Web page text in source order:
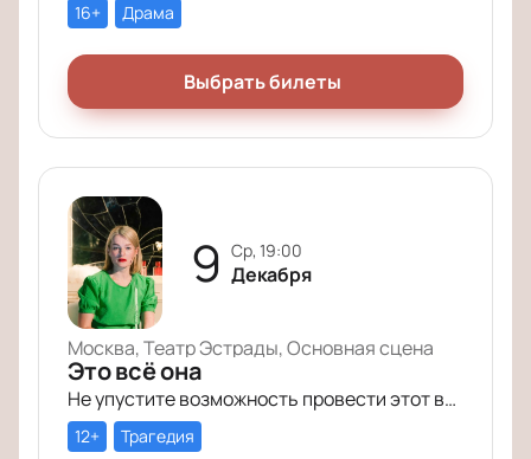
16+ Драма
Выбрать билеты
9 ср, 19:00
Декабря
Москва, Театр Эстрады, Основная сцена
Это всё она
Не упустите возможность провести этот вечер в компании героев постановки «Это всё она»!
12+ Трагедия